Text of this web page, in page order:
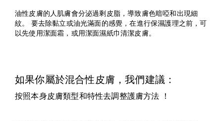
油性皮膚的人肌膚會分泌過剩皮脂，導致膚色暗啞和出現細
紋。 要去除黏立或油光滿面的感覺，在進行保濕護理之前，可
以先使用潔面霜，或用潔面濕紙巾清潔皮膚。
如果你屬於混合性皮膚，我們建議：
按照本身皮膚類型和特性去調整護膚方法 ！